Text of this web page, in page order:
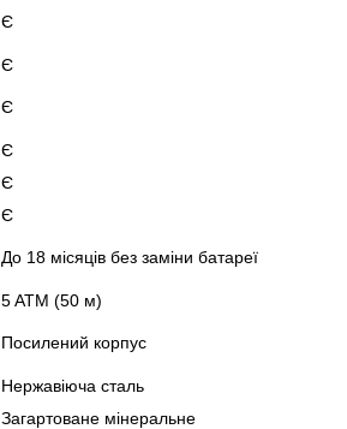
Є
Є
Є
Є
Є
Є
До 18 місяців без заміни батареї
5 ATM (50 м)
Посилений корпус
Нержавіюча сталь
Загартоване мінеральне